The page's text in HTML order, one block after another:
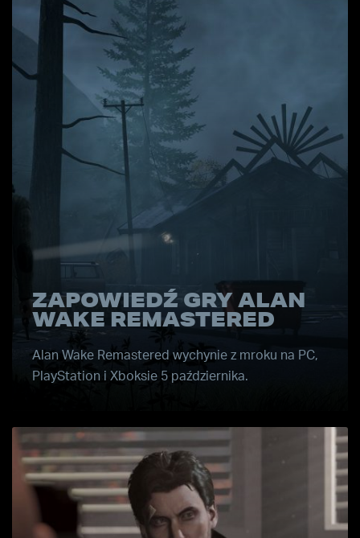
ZAPOWIEDŹ GRY ALAN
WAKE REMASTERED
Alan Wake Remastered wychynie z mroku na PC,
PlayStation i Xboksie 5 października.